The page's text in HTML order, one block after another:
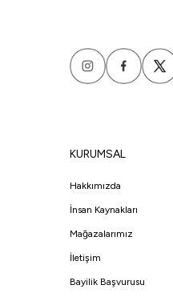
KURUMSAL
Hakkımızda
İnsan Kaynakları
Mağazalarımız
İletişim
Bayilik Başvurusu